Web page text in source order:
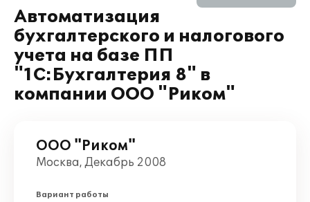
Автоматизация
бухгалтерского и налогового
учета на базе ПП
"1С:Бухгалтерия 8" в
компании ООО "Риком"
ООО "Риком"
Москва, Декабрь 2008
Вариант работы